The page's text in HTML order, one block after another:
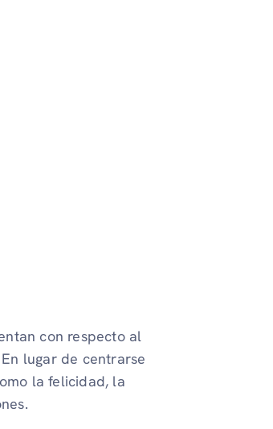
con respecto al
lugar de centrarse
la felicidad, la